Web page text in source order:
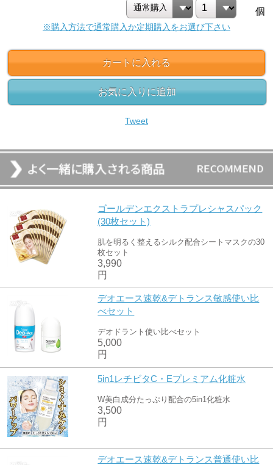
個
※購入方法で通常購入か定期購入をお選び下さい
カートに入れる
お気に入りに追加
Tweet
ゴールデンエクストラプレシャスパック
(30枚セット)
肌を明るく整えるシルク配合シートマスクの30
枚セット
3,990
円
デオエース速乾&デトランス敏感使い比
べセット
デオドラント使い比べセット
5,000
円
5in1レチビタC・Eプレミアム化粧水
W美白成分たっぷり配合の5in1化粧水
3,500
円
デオエース速乾&デトランス普通使い比